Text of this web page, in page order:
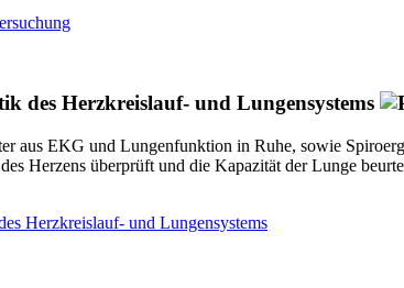
des Herzkreislauf- und Lungensystems
aus EKG und Lungenfunktion in Ruhe, sowie
Herzens überprüft und die Kapazität der Lunge